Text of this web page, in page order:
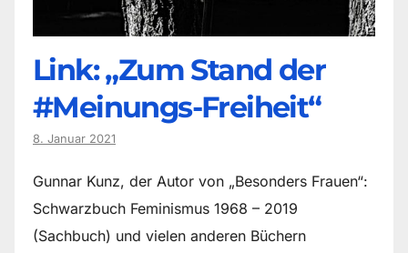
Link: „Zum Stand der
#Meinungs-Freiheit“
8. Januar 2021
Gunnar Kunz, der Autor von „Besonders Frauen“:
Schwarzbuch Feminismus 1968 – 2019
(Sachbuch) und vielen anderen Büchern